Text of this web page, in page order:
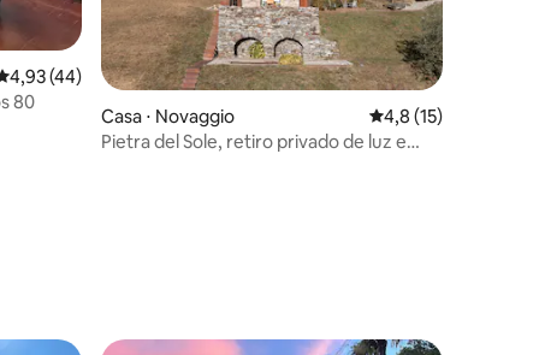
de uma avaliação média de 5, 44 avaliações
4,93 (44)
80
Casa ⋅ Novaggio 4,8 de uma
4,8 (15)
Pietra del Sole, retiro privado de luz e